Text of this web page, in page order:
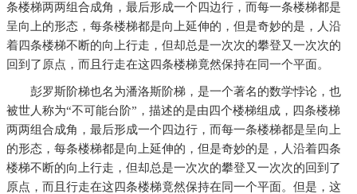
条楼梯两两组合成角，最后形成一个四边行，而每一条楼梯都是
呈向上的形态，每条楼梯都是向上延伸的，但是奇妙的是，人沿
着四条楼梯不断的向上行走，但却总是一次次的攀登又一次次的
回到了原点，而且行走在这四条楼梯竟然保持在同一个平面。
彭罗斯阶梯也名为潘洛斯阶梯，是一个著名的数学悖论，也
被世人称为“不可能台阶”，描述的是由四个楼梯组成，四条楼梯
两两组合成角，最后形成一个四边行，而每一条楼梯都是呈向上
的形态，每条楼梯都是向上延伸的，但是奇妙的是，人沿着四条
楼梯不断的向上行走，但却总是一次次的攀登又一次次的回到了
原点，而且行走在这四条楼梯竟然保持在同一个平面。但是，这